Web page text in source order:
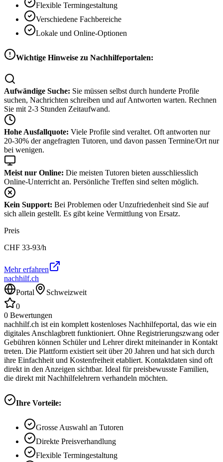
Flexible Termingestaltung
Verschiedene Fachbereiche
Lokale und Online-Optionen
Wichtige Hinweise zu Nachhilfeportalen:
Aufwändige Suche: Sie müssen selbst durch hunderte Profile
suchen, Nachrichten schreiben und auf Antworten warten. Rechnen
Sie mit 2-3 Stunden Zeitaufwand.
Hohe Ausfallquote: Viele Profile sind veraltet. Oft antworten nur
20-30% der angefragten Tutoren, und davon passen Termine/Ort nur
bei wenigen.
Meist nur Online: Die meisten Tutoren bieten ausschliesslich
Online-Unterricht an. Persönliche Treffen sind selten möglich.
Kein Support: Bei Problemen oder Unzufriedenheit sind Sie auf
sich allein gestellt. Es gibt keine Vermittlung von Ersatz.
Preis
CHF 33-93/h
Mehr erfahren
nachhilf.ch
Portal
Schweizweit
0
0 Bewertungen
nachhilf.ch ist ein komplett kostenloses Nachhilfeportal, das wie ein
digitales Anschlagbrett funktioniert. Ohne Registrierungszwang oder
Gebühren können Schüler und Lehrer direkt miteinander in Kontakt
treten. Die Plattform existiert seit über 20 Jahren und hat sich durch
ihre Einfachheit und Kostenfreiheit etabliert. Kontaktdaten sind oft
direkt in den Anzeigen sichtbar. Ideal für preisbewusste Familien,
die direkt mit Nachhilfelehrern verhandeln möchten.
Ihre Vorteile:
Grosse Auswahl an Tutoren
Direkte Preisverhandlung
Flexible Termingestaltung